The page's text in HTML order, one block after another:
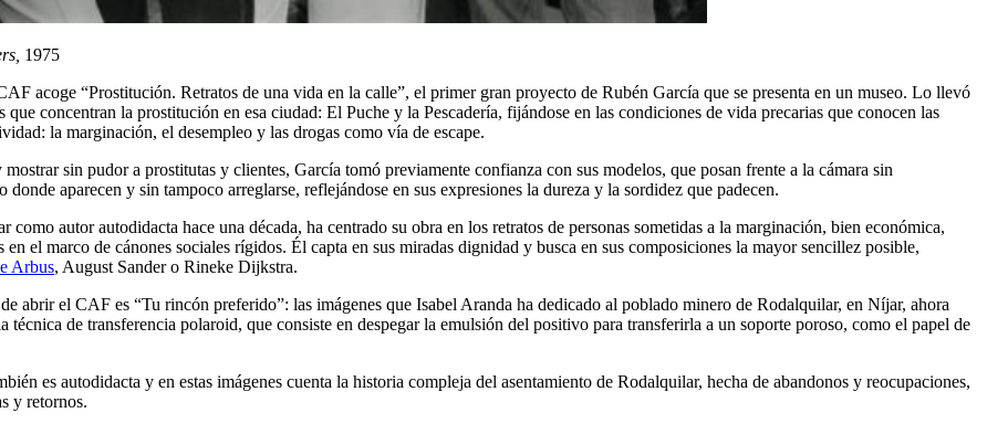
1975
acoge “Prostitución. Retratos de una vida en la calle”, el primer gran proyecto de Rubén García que se presenta en un museo. Lo llevó
que concentran la prostitución en esa ciudad: El Puche y la Pescadería, fijándose en las condiciones de vida precarias que conocen las
la marginación, el desempleo y las drogas como vía de escape.
mostrar sin pudor a prostitutas y clientes, García tomó previamente confianza con sus modelos, que posan frente a la cámara sin
aparecen y sin tampoco arreglarse, reflejándose en sus expresiones la dureza y la sordidez que padecen.
como autor autodidacta hace una década, ha centrado su obra en los retratos de personas sometidas a la marginación, bien económica,
en el marco de cánones sociales rígidos. Él capta en sus miradas dignidad y busca en sus composiciones la mayor sencillez posible,
Arbus, August Sander o Rineke Dijkstra.
abrir el CAF es “Tu rincón preferido”: las imágenes que Isabel Aranda ha dedicado al poblado minero de Rodalquilar, en Níjar, ahora
técnica de transferencia polaroid, que consiste en despegar la emulsión del positivo para transferirla a un soporte poroso, como el papel de
es autodidacta y en estas imágenes cuenta la historia compleja del asentamiento de Rodalquilar, hecha de abandonos y reocupaciones,
y retornos.